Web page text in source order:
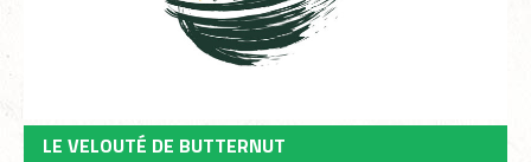
LE VELOUTÉ DE BUTTERNUT